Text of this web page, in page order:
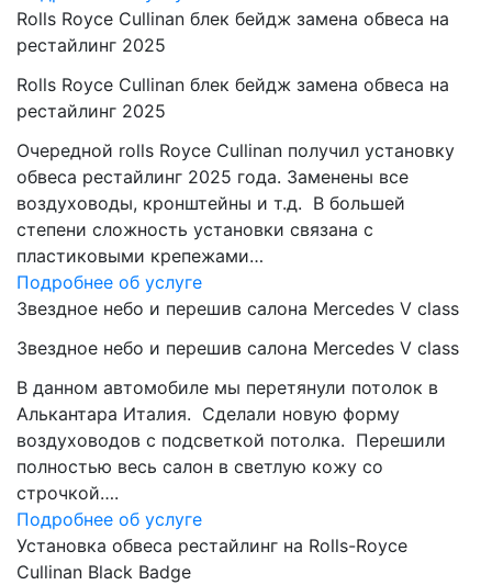
Rolls Royce Cullinan блек бейдж замена обвеса на
рестайлинг 2025
Rolls Royce Cullinan блек бейдж замена обвеса на
рестайлинг 2025
Очередной rolls Royce Cullinan получил установку
обвеса рестайлинг 2025 года. Заменены все
воздуховоды, кронштейны и т.д. В большей
степени сложность установки связана с
пластиковыми крепежами…
Подробнее об услуге
Звездное небо и перешив салона Mercedes V class
Звездное небо и перешив салона Mercedes V class
В данном автомобиле мы перетянули потолок в
Алькантара Италия. Сделали новую форму
воздуховодов с подсветкой потолка. Перешили
полностью весь салон в светлую кожу со
строчкой….
Подробнее об услуге
Установка обвеса рестайлинг на Rolls-Royce
Cullinan Black Badge